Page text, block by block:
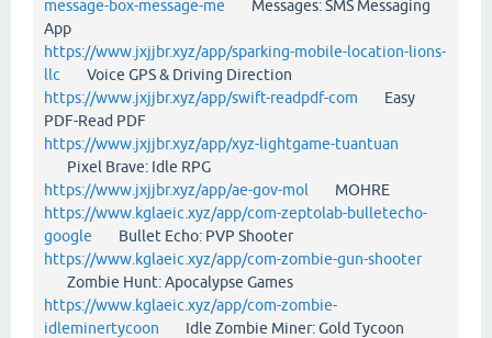
message-box-message-me Messages: SMS Messaging
App
https://www.jxjjbr.xyz/app/sparking-mobile-location-lions-
llc Voice GPS & Driving Direction
https://www.jxjjbr.xyz/app/swift-readpdf-com Easy
PDF-Read PDF
https://www.jxjjbr.xyz/app/xyz-lightgame-tuantuan
Pixel Brave: Idle RPG
https://www.jxjjbr.xyz/app/ae-gov-mol MOHRE
https://www.kglaeic.xyz/app/com-zeptolab-bulletecho-
google Bullet Echo: PVP Shooter
https://www.kglaeic.xyz/app/com-zombie-gun-shooter
Zombie Hunt: Apocalypse Games
https://www.kglaeic.xyz/app/com-zombie-
idleminertycoon Idle Zombie Miner: Gold Tycoon